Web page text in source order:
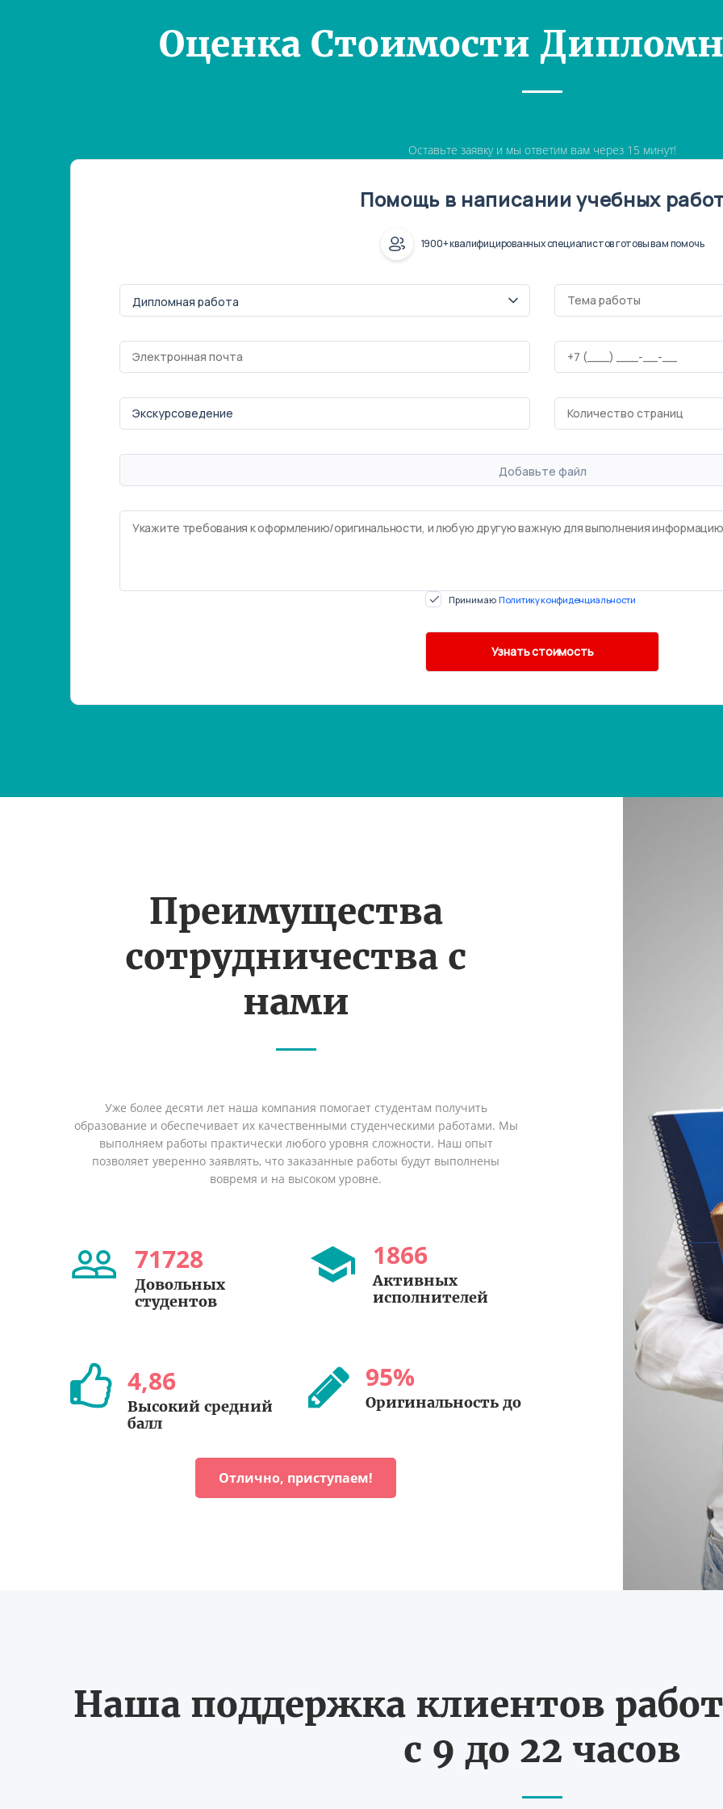
Оценка Стоимости
Оставьте заявку и мы ответим вам через 15 минут!
Помощь в написании учебных
1900+ квалифицированных специалистов готовы вам помочь
Добавьте файл
Принимаю Политику конфиденциальности
Преимущества
сотрудничества с
нами
Уже более десяти лет наша компания помогает студентам получить
образование и обеспечивает их качественными студенческими работами. Мы
выполняем работы практически любого уровня сложности. Наш опыт
позволяет уверенно заявлять, что заказанные работы будут выполнены
вовремя и на высоком уровне.
71728
Довольных
студентов
1866
Активных
исполнителей
4,86
Высокий средний
балл
95%
Оригинальность до
Отлично, приступаем!
Наша поддержка клиентов
с 9 до 22 часов